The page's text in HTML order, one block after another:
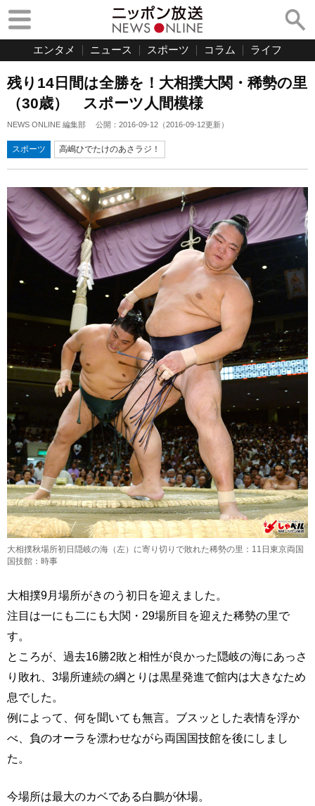
エンタメ ニュース スポーツ コラム ライフ
残り14日間は全勝を！大相撲大関・稀勢の里
（30歳） スポーツ人間模様
NEWS ONLINE 編集部 公開： 2016-09-12 （2016-09-12更新）
スポーツ 高嶋ひでたけのあさラジ！
大相撲秋場所初日隠岐の海（左）に寄り切りで敗れた稀勢の里：11日東京両国
国技館：時事
大相撲9月場所がきのう初日を迎えました。
注目は一にも二にも大関・29場所目を迎えた稀勢の里で
す。
ところが、過去16勝2敗と相性が良かった隠岐の海にあっさ
り敗れ、3場所連続の綱とりは黒星発進で館内は大きなため
息でした。
例によって、何を聞いても無言。ブスッとした表情を浮か
べ、負のオーラを漂わせながら両国国技館を後にしまし
た。
今場所は最大のカベである白鵬が休場。